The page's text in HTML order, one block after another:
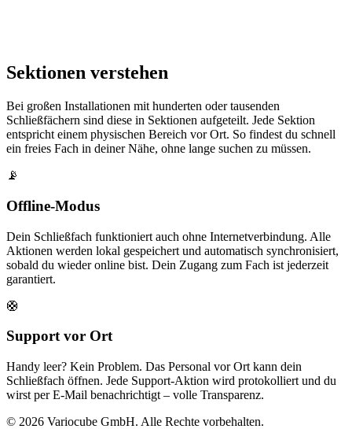
Sektionen verstehen
Bei großen Installationen mit hunderten oder tausenden
Schließfächern sind diese in Sektionen aufgeteilt. Jede Sektion
entspricht einem physischen Bereich vor Ort. So findest du schnell
ein freies Fach in deiner Nähe, ohne lange suchen zu müssen.
📡
Offline-Modus
Dein Schließfach funktioniert auch ohne Internetverbindung. Alle
Aktionen werden lokal gespeichert und automatisch synchronisiert,
sobald du wieder online bist. Dein Zugang zum Fach ist jederzeit
garantiert.
🛟
Support vor Ort
Handy leer? Kein Problem. Das Personal vor Ort kann dein
Schließfach öffnen. Jede Support-Aktion wird protokolliert und du
wirst per E-Mail benachrichtigt – volle Transparenz.
© 2026 Variocube GmbH. Alle Rechte vorbehalten.